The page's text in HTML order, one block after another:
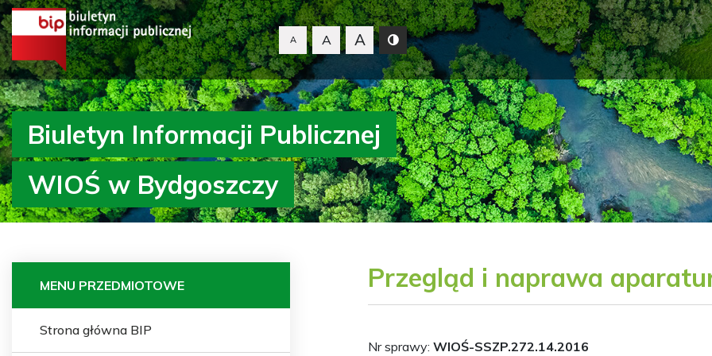
A A A
Biuletyn Informacji Publicznej
WIOŚ w Bydgoszczy
MENU PRZEDMIOTOWE
Strona główna BIP
Przegląd i naprawa
Nr sprawy: WIOŚ-SSZP.272.14.2016